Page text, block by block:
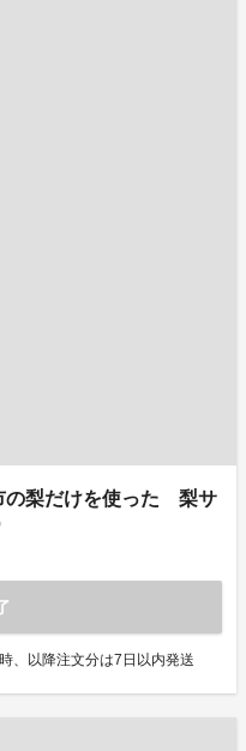
の梨だけを使った 梨サ
、以降注文分は7日以内発送